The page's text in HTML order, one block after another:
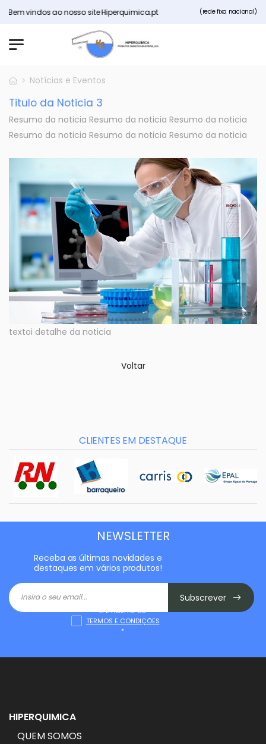
Bem vindos ao nosso site Hiperquimica.pt (rede fixa nacional)
Notícias e Eventos
Titulo da Noticia 3
Resumo da noticia Resumo da noticia Resumo da noticia
Resumo da noticia Resumo da noticia Resumo da noticia
textoi detalhe da noticia
Voltar
CLIENTES EM DESTAQUE
NEWSLETTER
Receba as últimas novidades e
destaques em vários produtos!
Subscrever
LI E ACEITO OS
TERMOS E CONDIÇÕES
*
HIPERQUIMICA
QUEM SOMOS